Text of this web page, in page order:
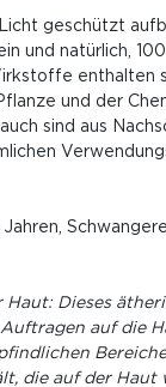
geschützt
und natürlich,
enthalten
und der
sind aus
Dieses
auf die
die auf der Haut